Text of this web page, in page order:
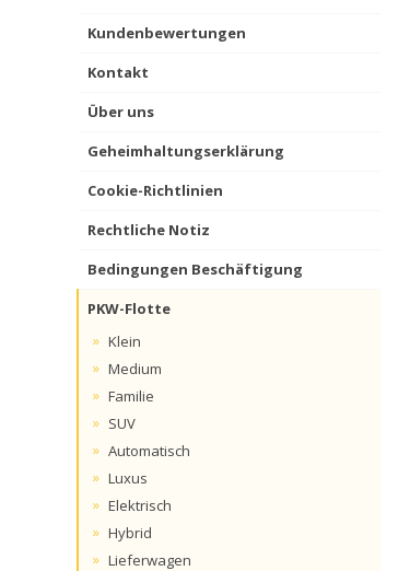
Kundenbewertungen
Kontakt
Über uns
Geheimhaltungserklärung
Cookie-Richtlinien
Rechtliche Notiz
Bedingungen Beschäftigung
PKW-Flotte
Klein
Medium
Familie
SUV
Automatisch
Luxus
Elektrisch
Hybrid
Lieferwagen